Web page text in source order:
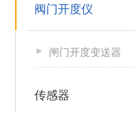
阀门开度仪
闸门开度变送器
传感器